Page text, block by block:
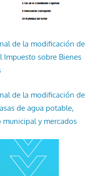
de la modificación de
Impuesto sobre Bienes
de la modificación de
de agua potable,
municipal y mercados